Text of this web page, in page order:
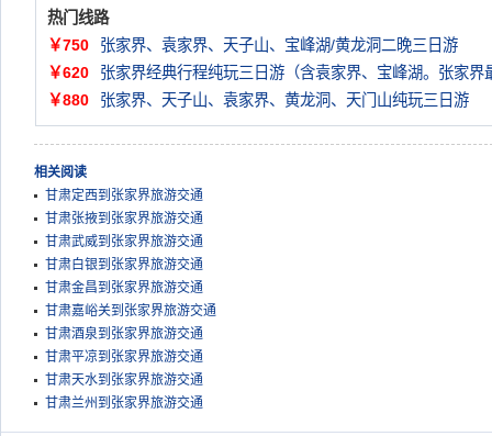
热门线路
￥750
张家界、袁家界、天子山、宝峰湖/黄龙洞二晚三日游
￥620
张家界经典行程纯玩三日游（含袁家界、宝峰湖。张家界
￥880
张家界、天子山、袁家界、黄龙洞、天门山纯玩三日游
相关阅读
甘肃定西到张家界旅游交通
甘肃张掖到张家界旅游交通
甘肃武威到张家界旅游交通
甘肃白银到张家界旅游交通
甘肃金昌到张家界旅游交通
甘肃嘉峪关到张家界旅游交通
甘肃酒泉到张家界旅游交通
甘肃平凉到张家界旅游交通
甘肃天水到张家界旅游交通
甘肃兰州到张家界旅游交通